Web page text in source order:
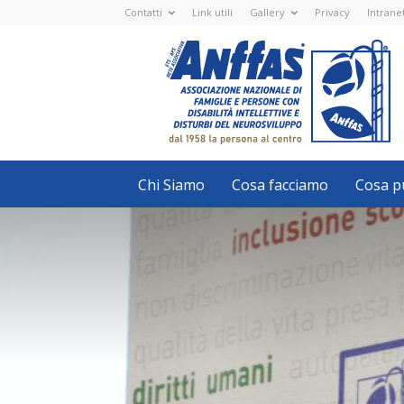
Contatti Link utili Gallery Privacy
Nazionale
ETS
-
APS
Associazione
Nazionale
di
Famiglie
e
con
disabilità
intellettive
neurosviluppo
Chi Siamo Cosa facciamo Cosa